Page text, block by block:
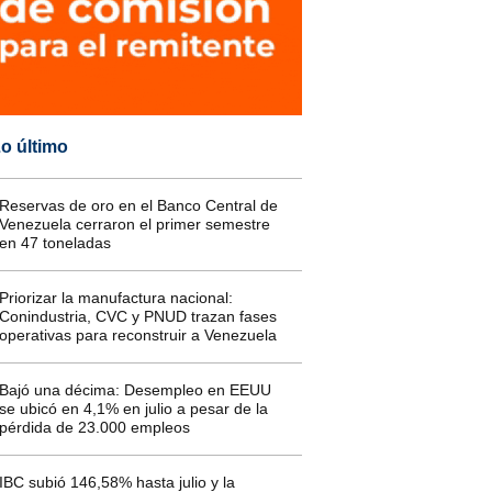
último
de oro en el Banco Central de
cerraron el primer semestre
47 toneladas
la manufactura nacional:
CVC y PNUD trazan fases
para reconstruir a Venezuela
una décima: Desempleo en EEUU
ubicó en 4,1% en julio a pesar de la
de 23.000 empleos
subió 146,58% hasta julio y la